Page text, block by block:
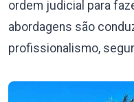
ordem judicial para
abordagens são
profissionalismo,